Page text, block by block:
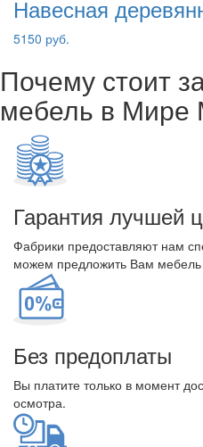
Навесная
5150 руб.
Почему стоит
мебель в Мире
Гарантия лучшей
Фабрики предоставляют нам
можем предложить Вам
Без предоплаты
Вы платите только в момент
осмотра.